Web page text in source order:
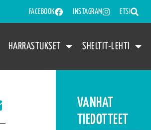
FACEBOOK INSTAGRAM ETSI
HARRASTUKSET SHELTIT-LEHTI
VANHAT
TIEDOTTEET